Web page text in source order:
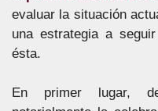
evaluar la situación
una estrategia a
ésta.
En primer lugar,